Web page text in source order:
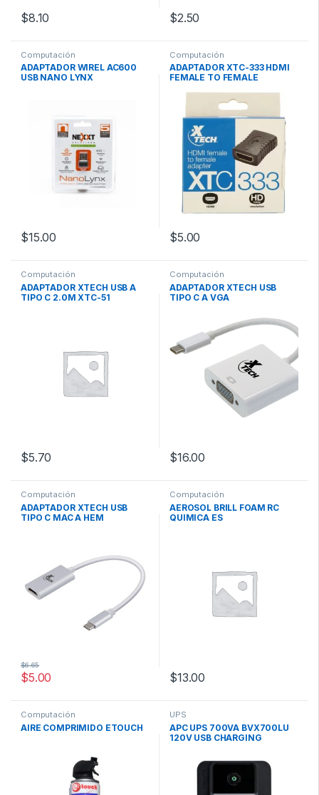
$8.10 $2.50
Computación
ADAPTADOR WIREL AC600
USB NANO LYNX
$15.00
Computación
ADAPTADOR XTC-333 HDMI
FEMALE TO FEMALE
$5.00
Computación
ADAPTADOR XTECH USB A
TIPO C 2.0M XTC-51
$5.70
Computación
ADAPTADOR XTECH USB
TIPO C A VGA
$16.00
Computación
ADAPTADOR XTECH USB
TIPO C MAC A HEM
$5.00
$6.65
Computación
AEROSOL BRILL FOAM RC
QUIMICA ES
$13.00
Computación
AIRE COMPRIMIDO ETOUCH
UPS
APC UPS 700VA BVX700LU
120V USB CHARGING